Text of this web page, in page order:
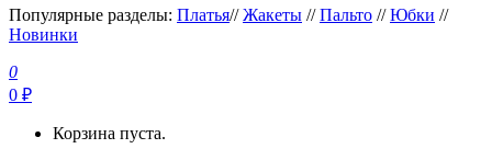
Популярные разделы: Платья//Жакеты //Пальто //Юбки //
Новинки
0
0 ₽
Корзина пуста.